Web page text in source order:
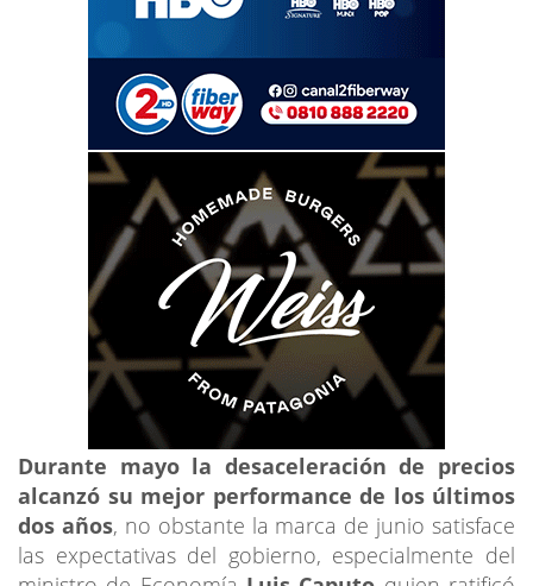
Durante mayo la desaceleración de precios
alcanzó su mejor performance de los últimos
dos años, no obstante la marca de junio satisface
las expectativas del gobierno, especialmente del